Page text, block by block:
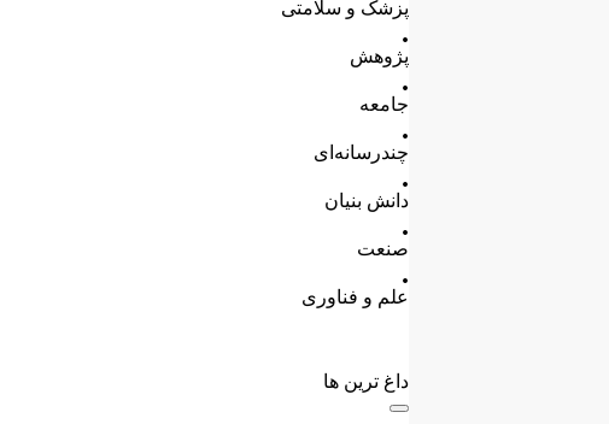
پزشک و سلامتی
.
پژوهش
.
جامعه
.
چندرسانه‌ای
.
دانش بنیان
.
صنعت
.
علم و فناوری
داغ ترین ها